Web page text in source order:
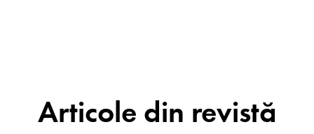
Articole din revistă